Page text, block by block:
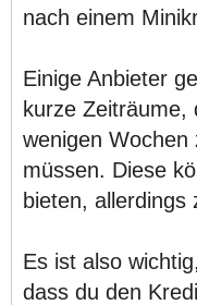
nach einem
Einige Anbieter
kurze Zeiträume,
wenigen Wochen
müssen. Diese
bieten, allerdings
Es ist also
dass du den